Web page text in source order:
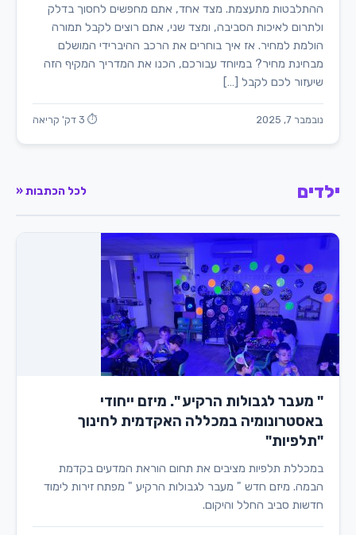
ההתלבטות מתעצמת. מצד אחד, אתם מחפשים לחסוך בדלק
ולתרום לאיכות הסביבה, ומצד שני, אתם רוצים לקבל תמורה
הולמת למחיר. אז איך בוחרים את הרכב ההיברידי המושלם
מבחינת מחיר? במיוחד עבורכם, הכנו את המדריך המקיף הזה
שיעזור לכם לקבל […]
נובמבר 7, 2025 ⏱ 3 דק' קריאה
ילדים לכל הכתבות «
" מעבר לגבולות הרקיע ". מיזם ייחודי
באסטרונומיה במכללה האקדמית לחינוך
"תלפיות"
במכללת תלפיות מציבים את תחום הוראת המדעים בקדמת
הבמה. מיזם חדש " מעבר לגבולות הרקיע " מפתח זירות לימוד
חדשות סביב החלל והיקום.